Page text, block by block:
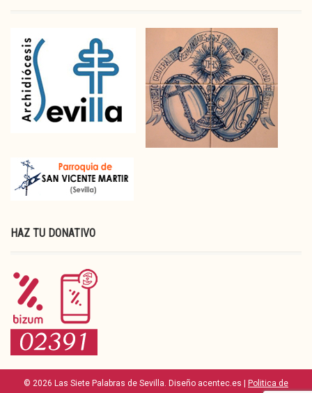
HAZ TU DONATIVO
© 2026 Las Siete Palabras de Sevilla. Diseño acentec.es |
Politica de